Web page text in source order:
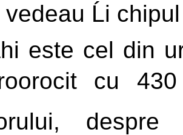
Ĺi
este cel din
cu
despre